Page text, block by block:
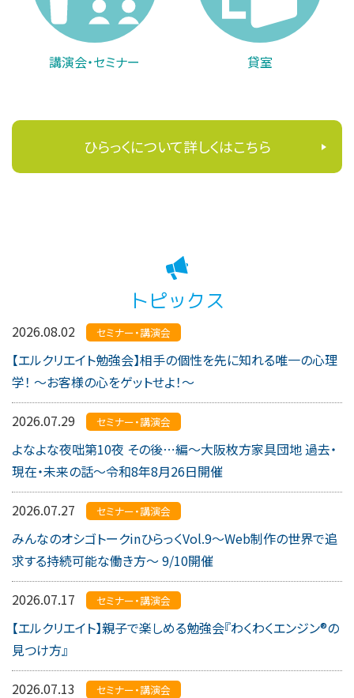
講演会・セミナー 貸室
ひらっくについて詳しくはこちら
トピックス
2026.08.02 セミナー・講演会
【エルクリエイト勉強会】相手の個性を先に知れる唯一の心理
学！ 〜お客様の心をゲットせよ！〜
2026.07.29 セミナー・講演会
よなよな夜咄第10夜 その後⋯編〜大阪枚方家具団地 過去・
現在・未来の話〜令和8年8月26日開催
2026.07.27 セミナー・講演会
みんなのオシゴトークinひらっくVol.9〜Web制作の世界で追
求する持続可能な働き方〜 9/10開催
2026.07.17 セミナー・講演会
【エルクリエイト】親子で楽しめる勉強会『わくわくエンジン®︎の
見つけ方』
2026.07.13 セミナー・講演会